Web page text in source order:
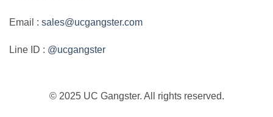
Email : sales@ucgangster.com
Line ID : @ucgangster
© 2025 UC Gangster. All rights reserved.